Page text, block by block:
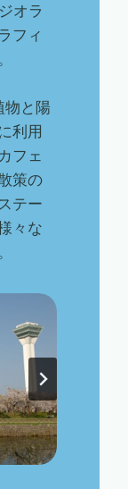
オラ
フィ
物と陽
利用
フェ
策の
テー
々な